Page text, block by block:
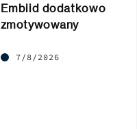
Embiid dodatkowo
zmotywowany
7/8/2026